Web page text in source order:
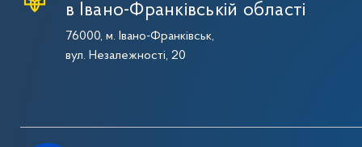
в Івано-Франківській області
76000, м. Івано-Франківськ,
вул. Незалежності, 20